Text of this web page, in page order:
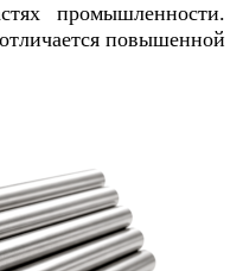
промышленности.
повышенной